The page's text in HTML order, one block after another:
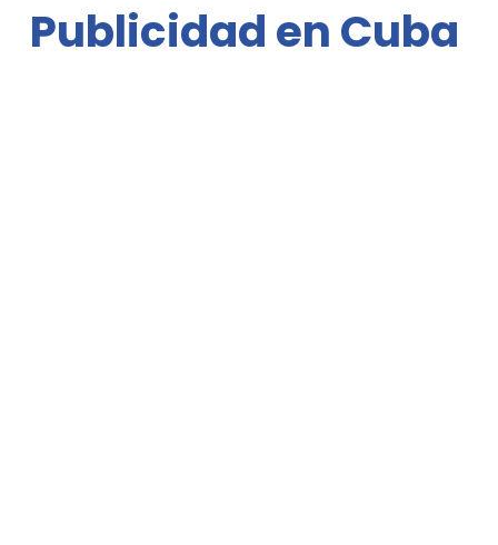
Publicidad en Cuba